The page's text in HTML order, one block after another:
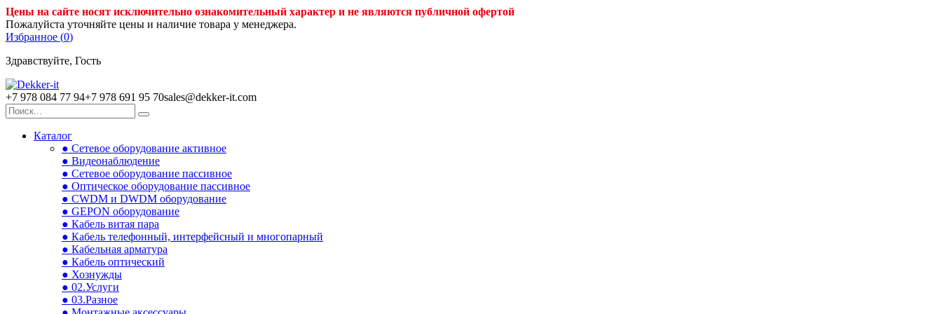
Цены на сайте носят исключительно ознакомительный характер и не являются публичной офертой
Пожалуйста уточняйте цены и наличие товара у менеджера.
Избранное (0)
Здравствуйте, Гость
+7 978 084 77 94+7 978 691 95 70sales@dekker-it.com
Каталог
● Сетевое оборудование активное
● Видеонаблюдение
● Сетевое оборудование пассивное
● Оптическое оборудование пассивное
● CWDM и DWDM оборудование
● GEPON оборудование
● Кабель витая пара
● Кабель телефонный, интерфейсный и многопарный
● Кабельная арматура
● Кабель оптический
● Хознужды
● 02.Услуги
● 03.Разное